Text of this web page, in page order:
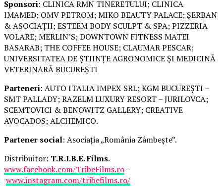
Sponsori: CLINICA RMN TINERETULUI; CLINICA
IMAMED; OMV PETROM; MIKO BEAUTY PALACE; ȘERBAN
& ASOCIAȚII; ESTEEM BODY SCULPT & SPA; PIZZERIA
VOLARE; MERLIN’S; DOWNTOWN FITNESS MATEI
BASARAB; THE COFFEE HOUSE; CLAUMAR PESCAR;
UNIVERSITATEA DE ȘTIINȚE AGRONOMICE ȘI MEDICINĂ
VETERINARĂ BUCUREȘTI
Parteneri: AUTO ITALIA IMPEX SRL; KGM BUCUREȘTI –
SMT PALLADY; RAZELM LUXURY RESORT – JURILOVCA;
SCEMTOVICI & BENOWITZ GALLERY; CREATIVE
AVOCADOS; ALCHEMICO.
Partener social: Asociația „România Zâmbește”.
Distribuitor: T.R.I.B.E. Films.
www.facebook.com/TribeFilms.ro–
www.instagram.com/tribefilms.ro/